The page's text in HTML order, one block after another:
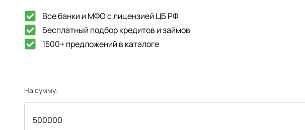
Все банки и МФО с лицензией ЦБ РФ
Бесплатный подбор кредитов и займов
1500+ предложений в каталоге
На сумму: